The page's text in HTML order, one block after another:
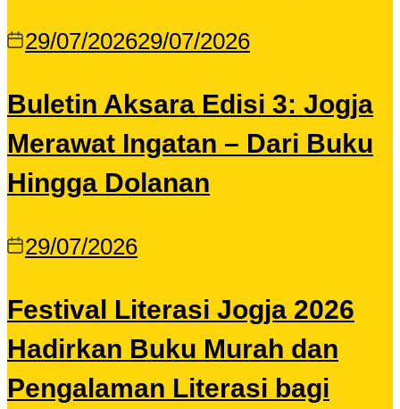
29/07/202629/07/2026
Buletin Aksara Edisi 3: Jogja
Merawat Ingatan – Dari Buku
Hingga Dolanan
29/07/2026
Festival Literasi Jogja 2026
Hadirkan Buku Murah dan
Pengalaman Literasi bagi